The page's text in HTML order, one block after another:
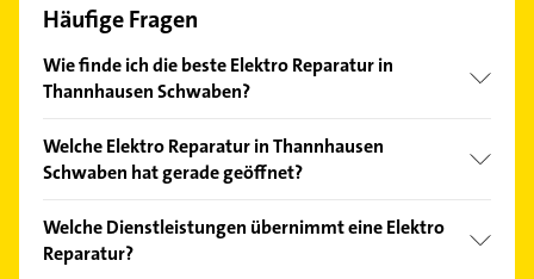
Häufige Fragen
Wie finde ich die beste Elektro Reparatur in
Thannhausen Schwaben?
Kundenmeinungen und profitieren Sie von den
Empfehlungen. Die Suchergebnisse können Sie sich
Welche Elektro Reparatur in Thannhausen
Schwaben hat gerade geöffnet?
Bitte beachten Sie, dass diese an Sonn- und
Feiertagen abweichen können.
Welche Dienstleistungen übernimmt eine Elektro
Reparatur?